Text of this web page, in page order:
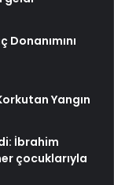
Donanımını
Yangın
İbrahim
çocuklarıyla